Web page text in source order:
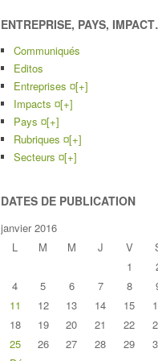
ENTREPRISE, PAYS,
Communiqués
Editos
Entreprises ¤[+]
Impacts ¤[+]
Pays ¤[+]
Rubriques ¤[+]
Secteurs ¤[+]
DATES DE PUBLICATION
janvier 2016
L
M M J V
1
4
5 6 7 8
11
12 13 14 15
18
19 20 21 22
25
26 27 28 29